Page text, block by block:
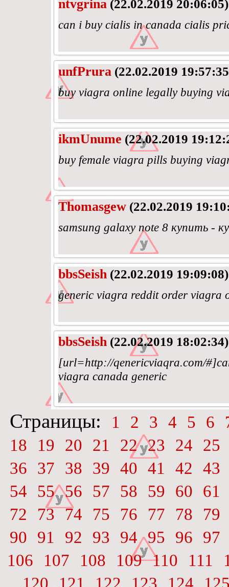
ntvgrina (22.02.2019 20:06:05)
can i buy cialis in canada cialis
unfPrura (22.02.2019
buy viagra online legally buying
ikmUnume (22.02.2019
buy female viagra pills buying
Thomasgew (22.02.2019
samsung galaxy note 8 купить -
bbsSeish (22.02.2019 19:09:08)
generic viagra reddit order viagra
bbsSeish (22.02.2019 18:02:34)
[url=http://qenericviaqra.com/
viagra canada generic
Страницы: 1 2 3 4 5 6
18
19 20 21 22 23 24
25
36
37 38 39 40 41 42
43
54
55 56 57 58 59 60
61
72
73 74 75 76 77 78
79
90
91 92 93 94 95 96
97
106
107 108 109 110 111